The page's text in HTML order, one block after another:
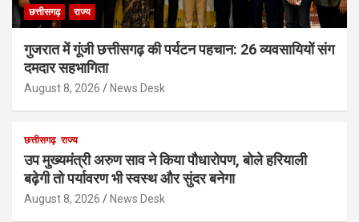
छत्तीसगढ़ राज्य
गुजरात में गूंजी छत्तीसगढ़ की पर्यटन पहचान: 26 व्यवसायियों संग
दमदार सहभागिता
August 8, 2026 News Desk
छत्तीसगढ़ राज्य
उप मुख्यमंत्री अरुण साव ने किया पौधारोपण, बोले हरियाली
बढ़ेगी तो पर्यावरण भी स्वस्थ और सुंदर बनेगा
August 8, 2026 News Desk